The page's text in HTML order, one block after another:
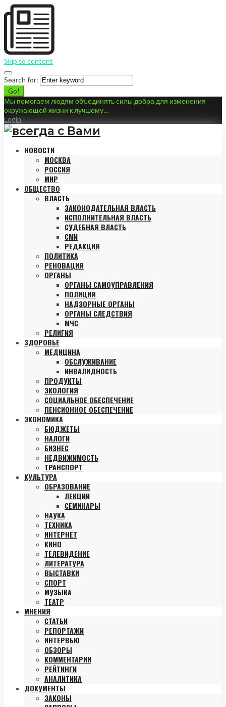
Skip to content
Search for:
Go!
Мы помогаем людям объединять силы добра для изменения
окружающей жизни к лучшему…
Login
НОВОСТИ
МОСКВА
РОССИЯ
МИР
ОБЩЕСТВО
ВЛАСТЬ
ЗАКОНОДАТЕЛЬНАЯ ВЛАСТЬ
ИСПОЛНИТЕЛЬНАЯ ВЛАСТЬ
СУДЕБНАЯ ВЛАСТЬ
СМИ
РЕДАКЦИЯ
ПОЛИТИКА
РЕНОВАЦИЯ
ОРГАНЫ
ОРГАНЫ САМОУПРАВЛЕНИЯ
ПОЛИЦИЯ
НАДЗОРНЫЕ ОРГАНЫ
ОРГАНЫ СЛЕДСТВИЯ
МЧС
РЕЛИГИЯ
ЗДОРОВЬЕ
МЕДИЦИНА
ОБСЛУЖИВАНИЕ
ИНВАЛИДНОСТЬ
ПРОДУКТЫ
ЭКОЛОГИЯ
СОЦИАЛЬНОЕ ОБЕСПЕЧЕНИЕ
ПЕНСИОННОЕ ОБЕСПЕЧЕНИЕ
ЭКОНОМИКА
БЮДЖЕТЫ
НАЛОГИ
БИЗНЕС
НЕДВИЖИМОСТЬ
ТРАНСПОРТ
КУЛЬТУРА
ОБРАЗОВАНИЕ
ЛЕКЦИИ
СЕМИНАРЫ
НАУКА
ТЕХНИКА
ИНТЕРНЕТ
КИНО
ТЕЛЕВИДЕНИЕ
ЛИТЕРАТУРА
ВЫСТАВКИ
СПОРТ
МУЗЫКА
ТЕАТР
МНЕНИЯ
СТАТЬИ
РЕПОРТАЖИ
ИНТЕРВЬЮ
ОБЗОРЫ
КОММЕНТАРИИ
РЕЙТИНГИ
АНАЛИТИКА
ДОКУМЕНТЫ
ЗАКОНЫ